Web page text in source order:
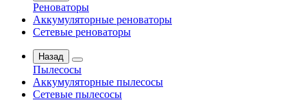
Реноваторы
Аккумуляторные реноваторы
Сетевые реноваторы
Назад
Пылесосы
Аккумуляторные пылесосы
Сетевые пылесосы